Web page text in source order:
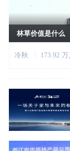
林草价值是什么
冷秋 173.92